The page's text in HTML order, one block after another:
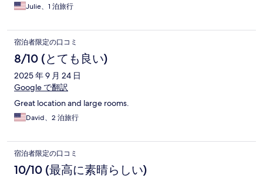
Julie、1 泊旅行
宿泊者限定の口コミ
8/10 (とても良い)
2025 年 9 月 24 日
Google で翻訳
Great location and large rooms.
David、2 泊旅行
宿泊者限定の口コミ
10/10 (最高に素晴らしい)